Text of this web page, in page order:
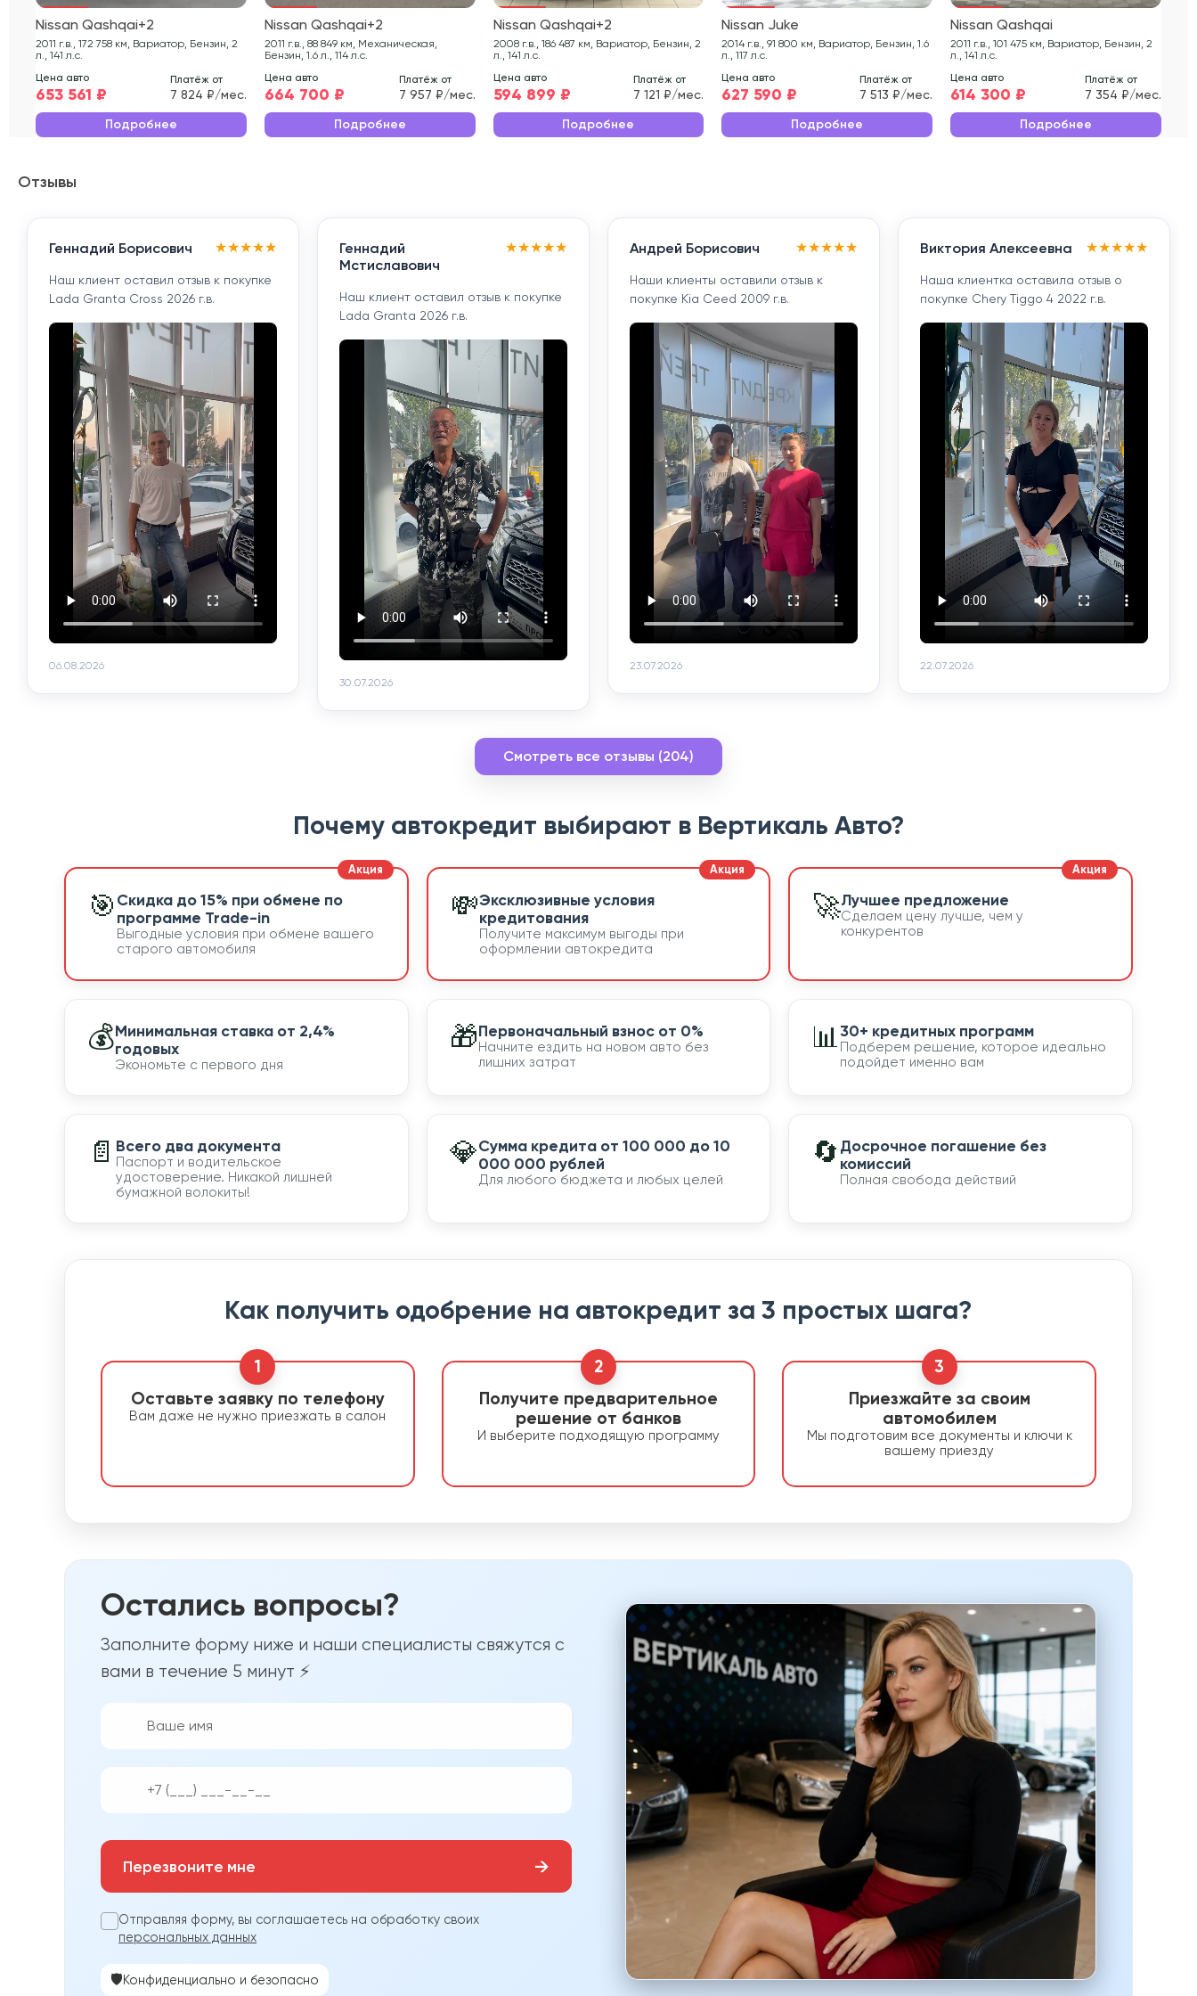
Nissan Qashqai+2
2011 г.в., 172 758 км, Вариатор, Бензин, 2
л., 141 л.с.
Цена авто
653 561 ₽
Платёж от
7 824 ₽/мес.
Подробнее
Nissan Qashqai+2
2011 г.в., 88 849 км, Механическая,
Бензин, 1.6 л., 114 л.с.
Цена авто
664 700 ₽
Платёж от
7 957 ₽/мес.
Подробнее
Nissan Qashqai+2
2008 г.в., 186 487 км, Вариатор, Бензин, 2
л., 141 л.с.
Цена авто
594 899 ₽
Платёж от
7 121 ₽/мес.
Подробнее
Nissan Juke
2014 г.в., 91 800 км, Вариатор, Бензин, 1.6
л., 117 л.с.
Цена авто
627 590 ₽
Платёж от
7 513 ₽/мес.
Подробнее
Nissan Qashqai
2011 г.в., 101 475 км, Вариатор, Бензин, 2
л., 141 л.с.
Цена авто
614 300 ₽
Платёж от
7 354 ₽/мес.
Подробнее
Отзывы
Геннадий Борисович ★★★★★
Наш клиент оставил отзыв к покупке
Lada Granta Cross 2026 г.в.
06.08.2026
Геннадий
Мстиславович
★★★★★
Наш клиент оставил отзыв к покупке
Lada Granta 2026 г.в.
30.07.2026
Андрей Борисович ★★★★★
Наши клиенты оставили отзыв к
покупке Kia Ceed 2009 г.в.
23.07.2026
Виктория Алексеевна ★★★★★
Наша клиентка оставила отзыв о
покупке Chery Tiggo 4 2022 г.в.
22.07.2026
Смотреть все отзывы (204)
Почему автокредит выбирают в Вертикаль Авто?
🎯 Скидка до 15% при обмене по
программе Trade-in
Выгодные условия при обмене вашего
старого автомобиля
💸Эксклюзивные условия
кредитования
Получите максимум выгоды при
оформлении автокредита
🚀Лучшее предложение
Сделаем цену лучше, чем у
конкурентов
💰Минимальная ставка от 2,4%
годовых
Экономьте с первого дня
🎁Первоначальный взнос от 0%
Начните ездить на новом авто без
лишних затрат
📊30+ кредитных программ
Подберем решение, которое идеально
подойдет именно вам
📄 Всего два документа
Паспорт и водительское
удостоверение. Никакой лишней
бумажной волокиты!
💎Сумма кредита от 100 000 до 10
000 000 рублей
Для любого бюджета и любых целей
🔄 Досрочное погашение без
комиссий
Полная свобода действий
Как получить одобрение на автокредит за 3 простых шага?
1
Оставьте заявку по телефону
Вам даже не нужно приезжать в салон
2
Получите предварительное
решение от банков
И выберите подходящую программу
3
Приезжайте за своим
автомобилем
Мы подготовим все документы и ключи к
вашему приезду
Остались вопросы?
Заполните форму ниже и наши специалисты свяжутся с
вами в течение 5 минут ⚡
Перезвоните мне →
Отправляя форму, вы соглашаетесь на обработку своих
персональных данных
🛡️Конфиденциально и безопасно